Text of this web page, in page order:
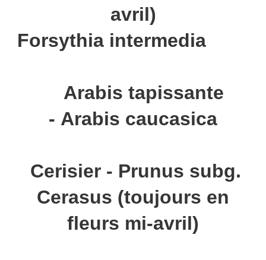
avril)
Forsythia intermedia
Arabis tapissante
- Arabis caucasica
Cerisier - Prunus subg.
Cerasus (toujours en
fleurs mi-avril)